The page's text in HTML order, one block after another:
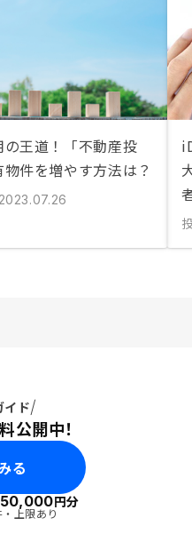
の王道！「不動産投
件を増やす方法は？
2023.07.26
イド
公開中！
る
50,000円分
上限あり